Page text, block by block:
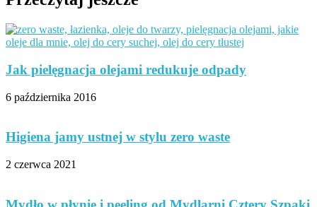
Jak pielęgnacja olejami redukuje odpady
6 października 2016
Higiena jamy ustnej w stylu zero waste
2 czerwca 2021